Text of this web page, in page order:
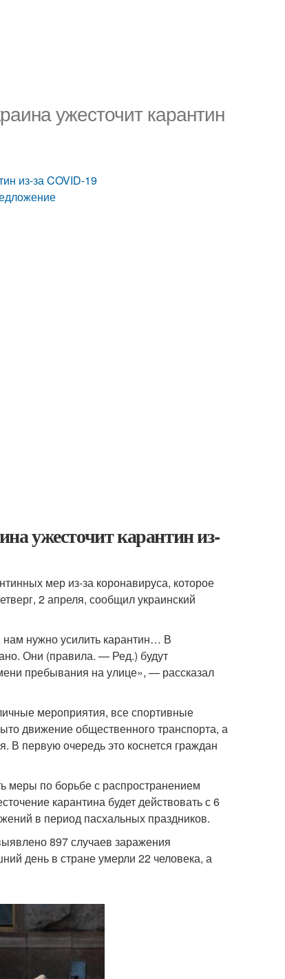
ужесточит карантин
из-за COVID-19
ужесточит карантин из-
мер из-за коронавируса, которое
2 апреля, сообщил украинский
нам нужно усилить карантин… В
Они (правила. — Ред.) будут
пребывания на улице», — рассказал
мероприятия, все спортивные
движение общественного транспорта, а
В первую очередь это коснется граждан
меры по борьбе с распространением
карантина будет действовать с 6
в период пасхальных праздников.
897 случаев заражения
день в стране умерли 22 человека, а